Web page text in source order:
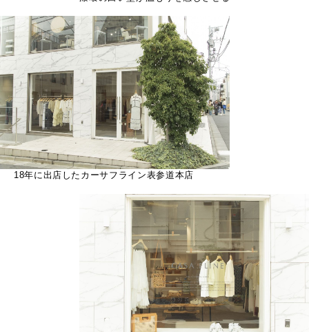
18年に出店したカーサフライン表参道本店